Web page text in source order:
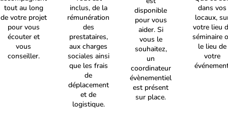
tout au long
de votre projet
pour vous
écouter et
vous
conseiller.
inclus, de la
rémunération
des
prestataires,
aux charges
sociales ainsi
que les frais
de
déplacement
et de
logistique.
disponible
pour vous
aider. Si
vous le
souhaitez,
un
coordinateur
évènementiel
est présent
sur place.
dans vos
locaux,
votre lieu
séminaire
le lieu de
votre